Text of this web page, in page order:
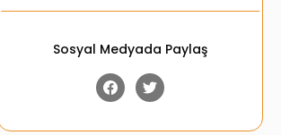
Sosyal Medyada Paylaş